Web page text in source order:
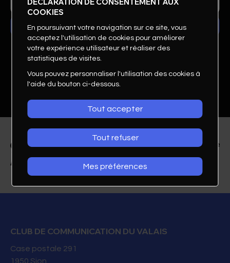
Bastien Molk
Directeur associé
027 565 93 90
CLUB DE COMMUNICATION DU VALAIS
Case postale 291
1950 Sion
COOKIES
En poursuivant votre navigation sur ce site, vous
acceptez l'utilisation de cookies pour améliorer
votre expérience utilisateur et réaliser des
statistiques de visites.
Vous pouvez personnaliser l'utilisation des cookies à
l'aide du bouton ci-dessous.
Tout accepter
Tout refuser
Mes préférences